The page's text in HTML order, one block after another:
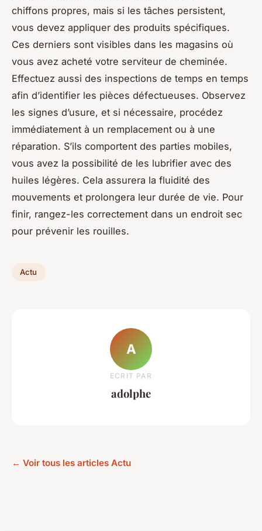
chiffons propres, mais si les tâches persistent,
vous devez appliquer des produits spécifiques.
Ces derniers sont visibles dans les magasins où
vous avez acheté votre serviteur de cheminée.
Effectuez aussi des inspections de temps en temps
afin d’identifier les pièces défectueuses. Observez
les signes d’usure, et si nécessaire, procédez
immédiatement à un remplacement ou à une
réparation. S’ils comportent des parties mobiles,
vous avez la possibilité de les lubrifier avec des
huiles légères. Cela assurera la fluidité des
mouvements et prolongera leur durée de vie. Pour
finir, rangez-les correctement dans un endroit sec
pour prévenir les rouilles.
Actu
A
ECRIT PAR
adolphe
← Voir tous les articles Actu